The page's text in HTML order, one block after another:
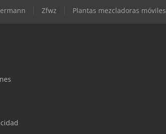
Zfwz Plantas mezcladoras móviles